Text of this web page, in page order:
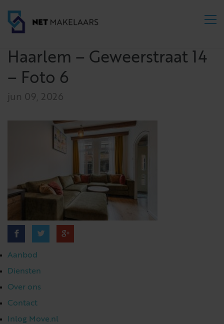
Haarlem – Geweerstraat 14
– Foto 6
jun 09, 2026
Aanbod
Diensten
Over ons
Contact
Inlog Move.nl